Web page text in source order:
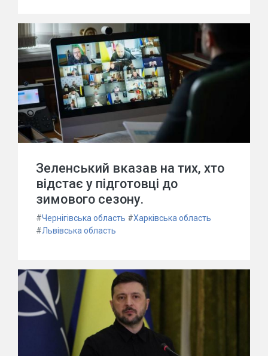
Зеленський вказав на тих, хто
відстає у підготовці до
зимового сезону.
#Чернігівська область #Харківська область
#Львівська область